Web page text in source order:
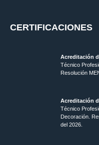
CERTIFICACIONES
Acreditación
Técnico
Resolución
Acreditación
Técnico
Decoración.
del 2026.